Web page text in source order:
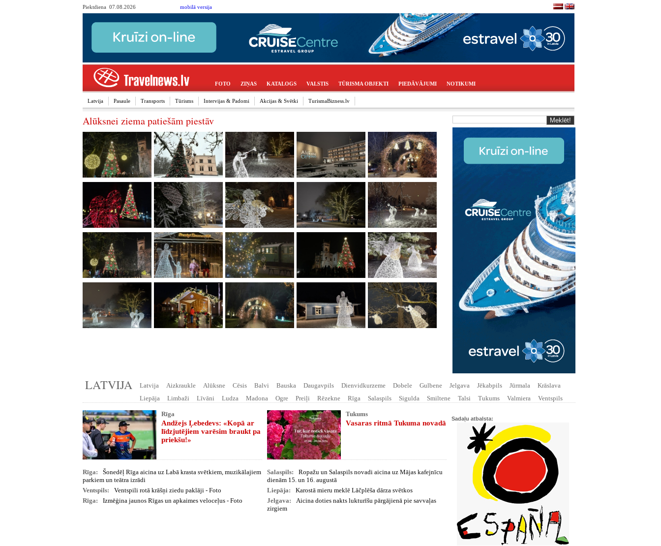
Piektdiena 07.08.2026 mobilā versija
FOTO ZIŅAS KATALOGS VALSTIS TŪRISMA OBJEKTI PIEDĀVĀJUMI NOTIKUMI
Latvija Pasaule Transports Tūrisms Intervijas & Padomi Akcijas & Svētki TurismaBizness.lv
Alūksnei ziema patiešām piestāv
LATVIJA Latvija Aizkraukle Alūksne Cēsis Balvi Bauska Daugavpils Dienvidkurzeme Dobele Gulbene Jelgava Jēkabpils Jūrmala
Krāslava
Liepāja
Limbaži Līvāni Ludza Madona Ogre Preiļi Rēzekne Rīga Salaspils Sigulda Smiltene Talsi Tukums Valmiera Ventspils
Rīga
Andžejs Ļebedevs: «Kopā ar
līdzjutējiem varēsim braukt pa
priekšu!»
Rīga:
Šonedēļ Rīga aicina uz Labā krasta svētkiem, muzikālajiem
parkiem un teātra izrādi
Ventspils:
Ventspili rotā krāšņi ziedu paklāji - Foto
Rīga:
Izmēģina jaunos Rīgas un apkaimes veloceļus - Foto
Tukums
Vasaras ritmā Tukuma novadā
Salaspils:
Ropažu un Salaspils novadi aicina uz Mājas kafejnīcu
dienām 15. un 16. augustā
Liepāja:
Karostā mieru meklē Lāčplēša dārza svētkos
Jelgava:
Aicina doties nakts lukturīšu pārgājienā pie savvaļas
zirgiem
Sadaļu atbalsta: